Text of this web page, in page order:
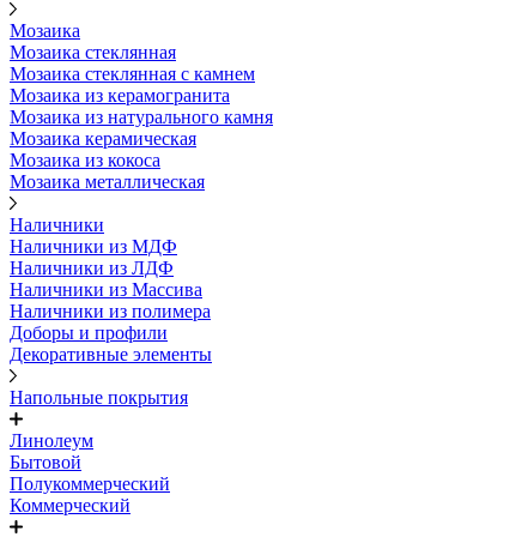
Мозаика
Мозаика стеклянная
Мозаика стеклянная с камнем
Мозаика из керамогранита
Мозаика из натурального камня
Мозаика керамическая
Мозаика из кокоса
Мозаика металлическая
Наличники
Наличники из МДФ
Наличники из ЛДФ
Наличники из Массива
Наличники из полимера
Доборы и профили
Декоративные элементы
Напольные покрытия
Линолеум
Бытовой
Полукоммерческий
Коммерческий